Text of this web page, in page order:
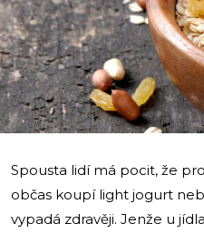
Spousta lidí má pocit, že
občas koupí light jogurt
vypadá zdravěji. Jenže u